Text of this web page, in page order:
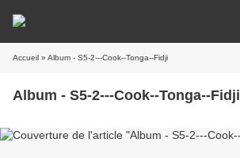
Accueil » Album - S5-2---Cook--Tonga--Fidji
Album - S5-2---Cook--Tonga--Fidji